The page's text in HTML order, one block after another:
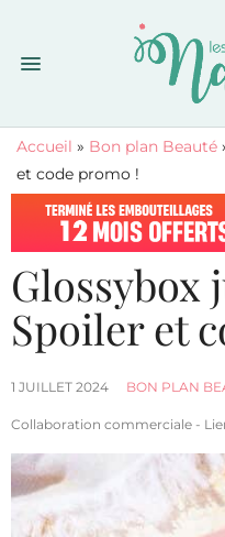
Accueil » Bon plan Beauté
et code promo !
Glossybox
Spoiler et
1 JUILLET 2024 BON PLAN
Collaboration commerciale -